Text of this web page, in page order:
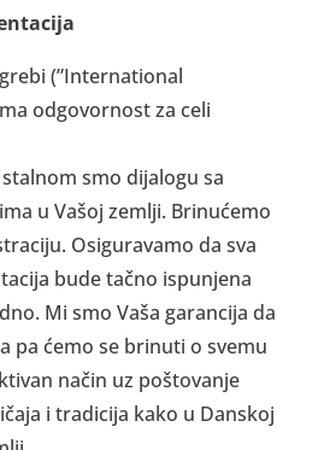
(”International
odgovornost za celi
smo dijalogu sa
u Vašoj zemlji. Brinućemo
Osiguravamo da sva
bude tačno ispunjena
Mi smo Vaša garancija da
pa ćemo se brinuti o svemu
način uz poštovanje
i tradicija kako u Danskoj